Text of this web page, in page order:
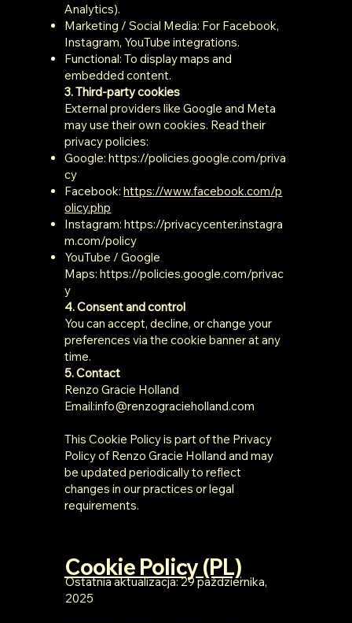
Cookie Policy (PL)
Analytics).
Marketing / Social Media: For Facebook,
Instagram, YouTube integrations.
Functional: To display maps and
embedded content.
3. Third-party cookies
External providers like Google and Meta
may use their own cookies. Read their
privacy policies:
Google:https://policies.google.com/priva
cy
Facebook:https://www.facebook.com/p
olicy.php
Instagram:https://privacycenter.instagra
m.com/policy
YouTube / Google
Maps:https://policies.google.com/privac
y
4. Consent and control
You can accept, decline, or change your
preferences via the cookie banner at any
time.
5. Contact
Renzo Gracie Holland
Email:info@renzogracieholland.com
This Cookie Policy is part of the Privacy
Policy of Renzo Gracie Holland and may
be updated periodically to reflect
changes in our practices or legal
requirements.
Ostatnia aktualizacja: 29 października,
2025